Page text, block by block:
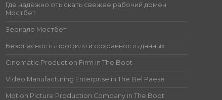
Где надёжно отыскать свежее рабочий домен
Мостбет
Зеркало Мостбет
Безопасность профиля и сохранность данных
Cinematic Production Firm in The Boot
Video Manufacturing Enterprise in The Bel Paese
Motion Picture Production Company in The Boot